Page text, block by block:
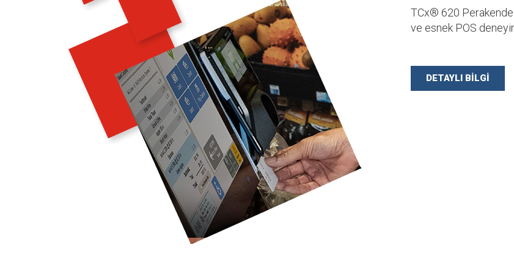
TCx® 620 Perakende
ve esnek POS
DETAYLI BİLGİ